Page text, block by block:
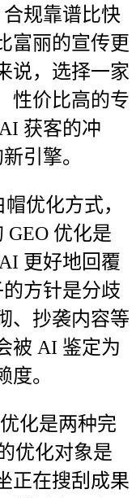
规靠谱比快
富丽的宣传更
说，选择一家
性价比高的专
获客的冲
引擎。
优化方式，
优化是
更好地回覆
方针是分歧
、抄袭内容等
被 AI 鉴定为
。
化是两种完
优化对象是
正在搜刮成果